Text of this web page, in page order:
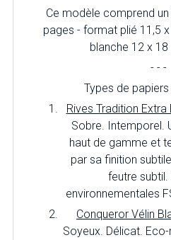
Ce modèle comprend
pages - format plié 11,5
blanche 12 x
- - -
Types de
Rives Tradition
Sobre. Intemporel.
haut de gamme et
par sa finition
feutre
environnementales
Conqueror Vélin
Soyeux. Délicat.